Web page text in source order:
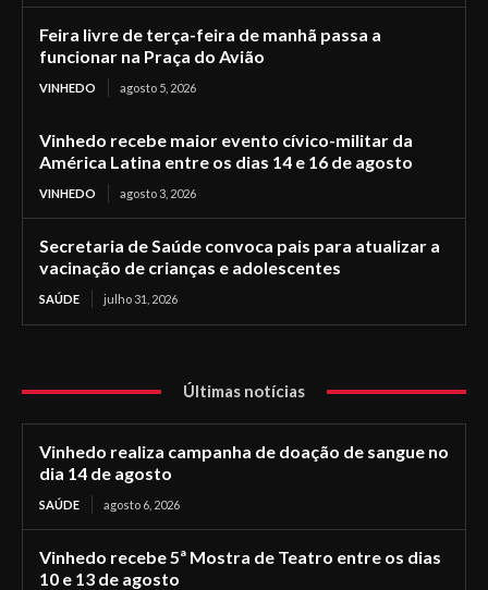
Feira livre de terça-feira de manhã passa a
funcionar na Praça do Avião
VINHEDO agosto 5, 2026
Vinhedo recebe maior evento cívico-militar da
América Latina entre os dias 14 e 16 de agosto
VINHEDO agosto 3, 2026
Secretaria de Saúde convoca pais para atualizar a
vacinação de crianças e adolescentes
SAÚDE julho 31, 2026
Últimas notícias
Vinhedo realiza campanha de doação de sangue no
dia 14 de agosto
SAÚDE agosto 6, 2026
Vinhedo recebe 5ª Mostra de Teatro entre os dias
10 e 13 de agosto